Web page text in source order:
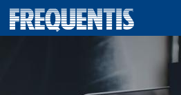
Direkt
zum
Inhalt